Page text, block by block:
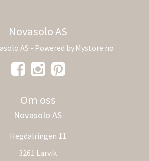
Novasolo AS
AS - Powered by Mystore.no
Om oss
Novasolo AS
Hegdalringen 11
3261 Larvik